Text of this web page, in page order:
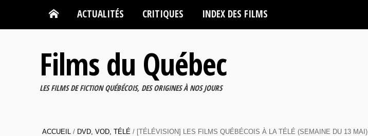
ACTUALITÉS CRITIQUES INDEX DES FILMS
Films du Québec
LES FILMS DE FICTION QUÉBÉCOIS, DES ORIGINES À NOS JOURS
ACCUEIL / DVD, VOD, TÉLÉ / [TÉLÉVISION] LES FILMS QUÉBÉCOIS À LA TÉLÉ (SEMAINE DU 13 MAI)